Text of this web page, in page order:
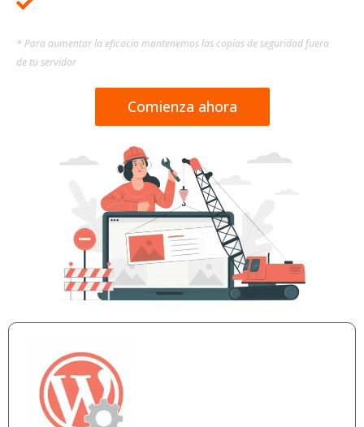
* Para aumentar la eficacia mantenemos las copias de seguridad fuera
de tu servidor
Comienza ahora